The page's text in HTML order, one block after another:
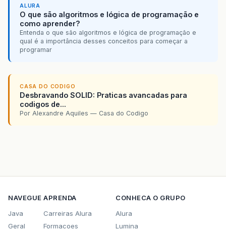
ALURA
O que são algoritmos e lógica de programação e
como aprender?
Entenda o que são algoritmos e lógica de programação e
qual é a importância desses conceitos para começar a
programar
CASA DO CODIGO
Desbravando SOLID: Praticas avancadas para
codigos de...
Por Alexandre Aquiles — Casa do Codigo
NAVEGUE
Java
Geral
APRENDA
Carreiras Alura
Formacoes
CONHECA O GRUPO
Alura
Lumina